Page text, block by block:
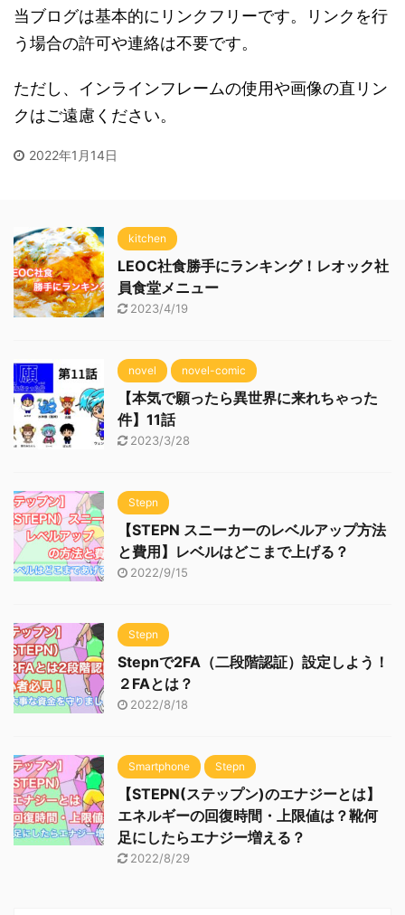
当ブログは基本的にリンクフリーです。リンクを行
う場合の許可や連絡は不要です。
ただし、インラインフレームの使用や画像の直リン
クはご遠慮ください。
2022年1月14日
kitchen
LEOC社食勝手にランキング！レオック社
員食堂メニュー
2023/4/19
novel novel-comic
【本気で願ったら異世界に来れちゃった
件】11話
2023/3/28
Stepn
【STEPN スニーカーのレベルアップ方法
と費用】レベルはどこまで上げる？
2022/9/15
Stepn
Stepnで2FA（二段階認証）設定しよう！
２FAとは？
2022/8/18
Smartphone Stepn
【STEPN(ステップン)のエナジーとは】
エネルギーの回復時間・上限値は？靴何
足にしたらエナジー増える？
2022/8/29